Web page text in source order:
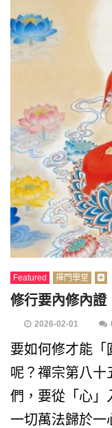
Featured 禪門學堂
修行要內修內證
2026-02-01
要如何修才能「
呢？禪宗第八十
們，要從「心」
一切萬法歸於一